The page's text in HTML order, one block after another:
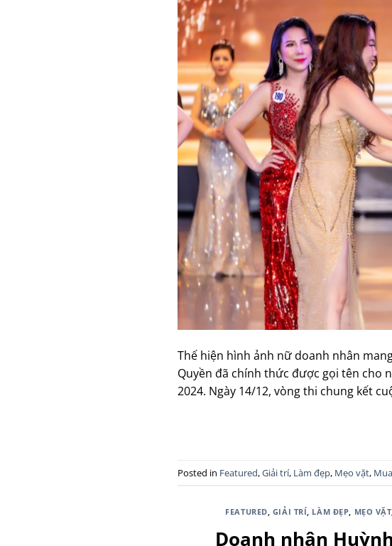
Thế hiện hình ảnh nữ doanh nhân
Quyền đã chính thức được gọi tên cho
2024. Ngày 14/12, vòng thi chung kết
Posted in Featured,Giải trí, Làm đẹp, Mẹo vặt,
FEATURED, GIẢI TRÍ, LÀM ĐẸP, MẸO VẶT
Doanh nhân